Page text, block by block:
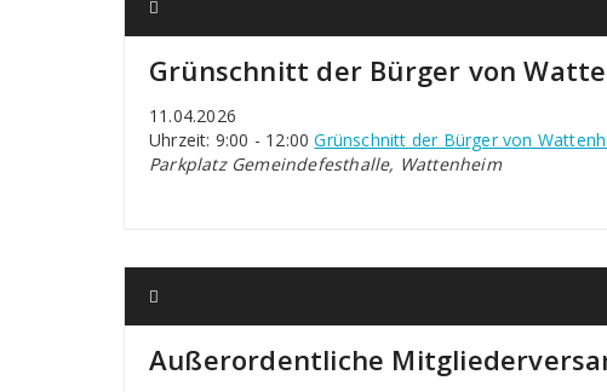
Grünschnitt der Bürger von
11.04.2026
Uhrzeit: 9:00 - 12:00Grünschnitt der Bürger von
Parkplatz Gemeindefesthalle, Wattenheim
Außerordentliche